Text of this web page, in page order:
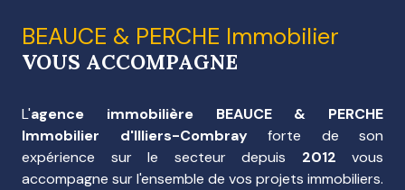
BEAUCE & PERCHE Immobilier
VOUS ACCOMPAGNE
L'agence immobilière BEAUCE & PERCHE
Immobilier d'Illiers-Combrayforte de son
expérience sur le secteur depuis 2012 vous
accompagne sur l'ensemble de vos projets immobiliers.